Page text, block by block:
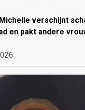
verschijnt
en pakt andere